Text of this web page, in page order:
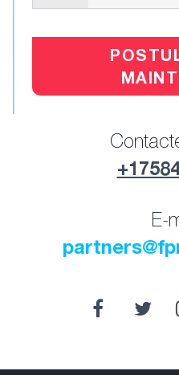
E-